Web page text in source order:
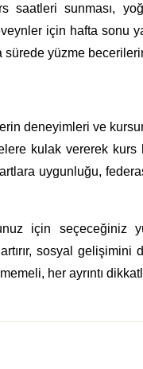
saatleri sunması,
için hafta sonu
sürede yüzme
deneyimleri ve
kulak vererek
uygunluğu,
için seçeceğiniz
sosyal gelişimini
her ayrıntı